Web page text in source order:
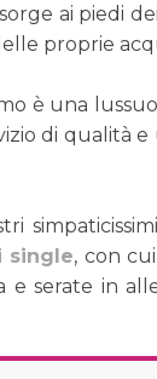
ai piedi
proprie
è una
di qualità
single, con
e serate in